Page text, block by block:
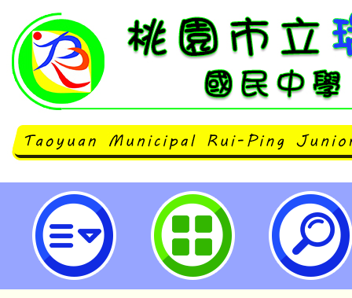
有關南區高級中等學校美術班特色
合分發委員會執行「113學年度高
才能班特色招生甄選入學國中教育
整」一案，請查照。-桃園市立瑞坪